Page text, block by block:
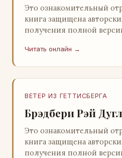
Это ознакомительный
книга защищена
получения полной
легального ко…
Читать онлайн →
ВЕТЕР ИЗ ГЕТТИСБЕРГА
Брэдбери Рэй
Это ознакомительный
книга защищена
получения полной